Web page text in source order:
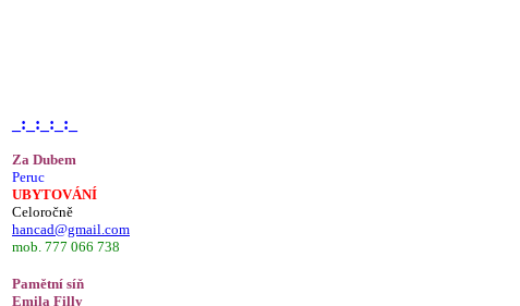
_:_:_:_:_
Za Dubem
Peruc
UBYTOVÁNÍ
Celoročně
hancad@gmail.com
mob. 777 066 738
Pamětní síň
Emila Filly